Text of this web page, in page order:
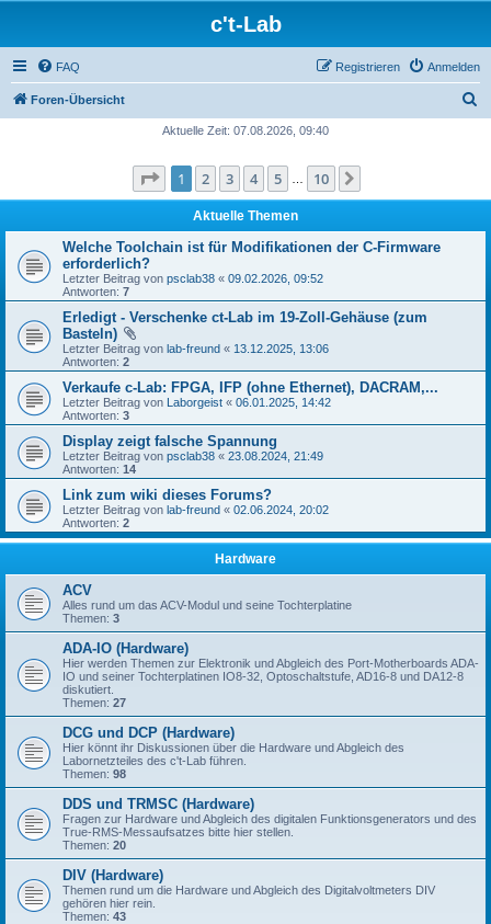
c't-Lab
FAQ Anmelden
Registrieren
Foren-Übersicht
e
Aktuelle Zeit: 07.08.2026, 09:40
Seite 1von 10
1 2 3 4 5 10
Aktuelle Themen
Welche Toolchain ist für Modifikationen der C-Firmware
erforderlich?
Letzter Beitrag von psclab38 « 09.02.2026, 09:52
Antworten: 7
Erledigt - Verschenke ct-Lab im 19-Zoll-Gehäuse (zum
Basteln)
Letzter Beitrag von lab-freund « 13.12.2025, 13:06
Antworten: 2
Verkaufe c-Lab: FPGA, IFP (ohne Ethernet), DACRAM,...
Letzter Beitrag von Laborgeist « 06.01.2025, 14:42
Antworten: 3
Display zeigt falsche Spannung
Letzter Beitrag von psclab38 « 23.08.2024, 21:49
Antworten: 14
Link zum wiki dieses Forums?
Letzter Beitrag von lab-freund « 02.06.2024, 20:02
Antworten: 2
Hardware
ACV
Alles rund um das ACV-Modul und seine Tochterplatine
Themen: 3
ADA-IO (Hardware)
Hier werden Themen zur Elektronik und Abgleich des Port-Motherboards ADA-
IO und seiner Tochterplatinen IO8-32, Optoschaltstufe, AD16-8 und DA12-8
diskutiert.
Themen: 27
DCG und DCP (Hardware)
Hier könnt ihr Diskussionen über die Hardware und Abgleich des
Labornetzteiles des c't-Lab führen.
Themen: 98
DDS und TRMSC (Hardware)
Fragen zur Hardware und Abgleich des digitalen Funktionsgenerators und des
True-RMS-Messaufsatzes bitte hier stellen.
Themen: 20
DIV (Hardware)
Themen rund um die Hardware und Abgleich des Digitalvoltmeters DIV
gehören hier rein.
Themen: 43